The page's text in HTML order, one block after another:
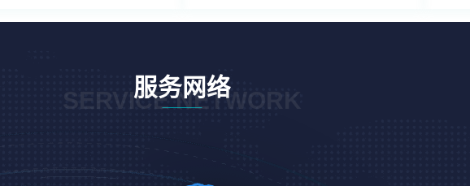
服务网络
SERVICE NETWORK